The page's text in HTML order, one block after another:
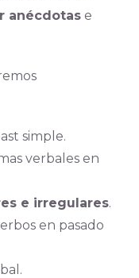
anécdotase
simple.
verbales en
e irregulares.
en pasado